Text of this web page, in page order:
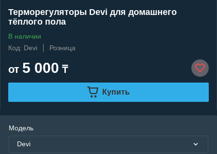
Терморегуляторы Devi для домашнего
тёплого пола
В наличии
Код: Devi
Розница
от 5 000 ₸
Купить
Модель
Devi